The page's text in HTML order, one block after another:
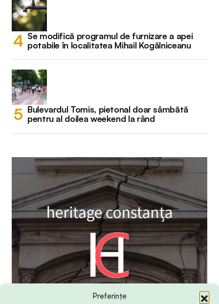
Preferințe
Se modifică programul de furnizare a apei
potabile în localitatea Mihail Kogălniceanu
Bulevardul Tomis, pietonal doar sâmbătă
pentru al doilea weekend la rând